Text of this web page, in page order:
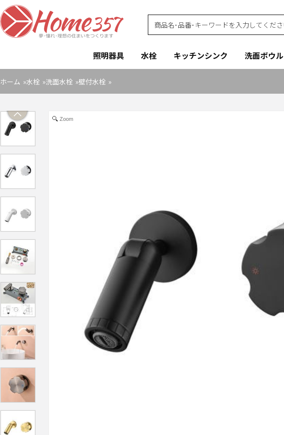
照明器具 水栓 キッチンシンク 洗面ボウル
ホーム »水栓 »洗面水栓 »壁付水栓 »
Zoom